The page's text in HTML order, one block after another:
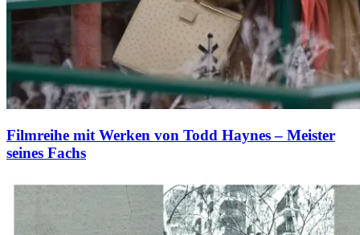
Filmreihe mit Werken von Todd Haynes – Meister
seines Fachs